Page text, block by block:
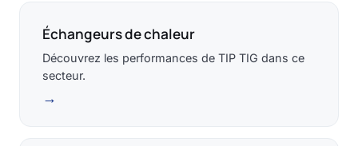
Échangeurs de chaleur
Découvrez les performances de TIP TIG dans ce
secteur.
→